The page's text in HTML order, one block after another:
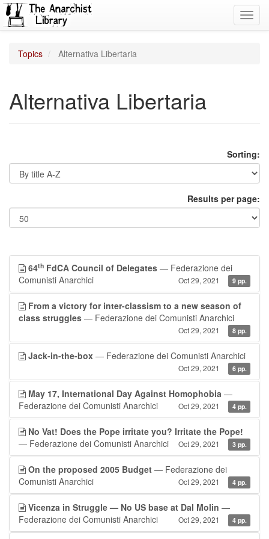
Topics Alternativa Libertaria
Alternativa Libertaria
Sorting:
Results per page:
64th FdCA Council of Delegates — Federazione dei
Comunisti Anarchici
Oct 29, 2021 9 pp.
From a victory for inter-classism to a new season of
class struggles — Federazione dei Comunisti Anarchici
Oct 29, 2021 8 pp.
Jack-in-the-box — Federazione dei Comunisti Anarchici
Oct 29, 2021 6 pp.
May 17, International Day Against Homophobia —
Federazione dei Comunisti Anarchici
Oct 29, 2021 4 pp.
No Vat! Does the Pope irritate you? Irritate the Pope!
— Federazione dei Comunisti Anarchici
Oct 29, 2021 3 pp.
On the proposed 2005 Budget — Federazione dei
Comunisti Anarchici
Oct 29, 2021 4 pp.
Vicenza in Struggle — No US base at Dal Molin —
Federazione dei Comunisti Anarchici
Oct 29, 2021 4 pp.